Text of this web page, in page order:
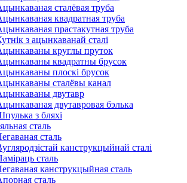
сталёвая труба
квадратная труба
прастакутная труба
з ацынкаванай сталі
круглы пруток
квадратны брусок
плоскі брусок
сталёвы канал
двутавр
двутавровая бэлька
з бляхі
сталь
сталь
канструкцыйнай сталі
сталь
канструкцыйная сталь
сталь